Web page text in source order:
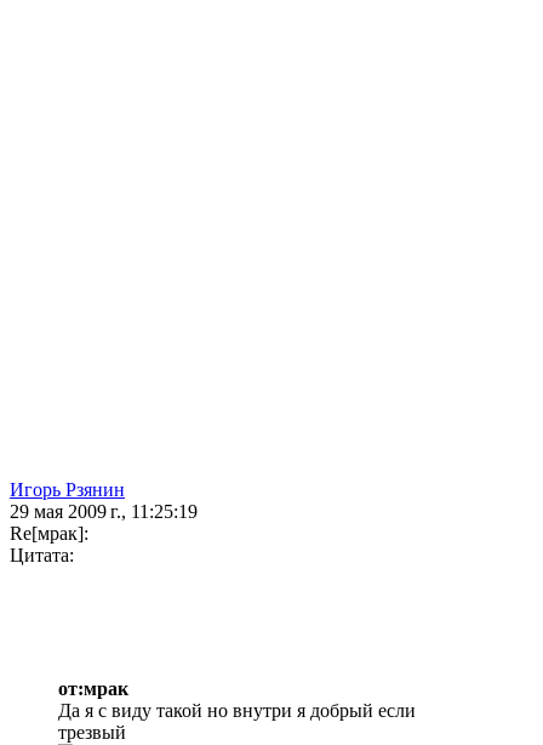
Игорь Рзянин
29 мая 2009 г., 11:25:19
Re[мрак]:
Цитата:
от:мрак
Да я с виду такой но внутри я добрый если
трезвый